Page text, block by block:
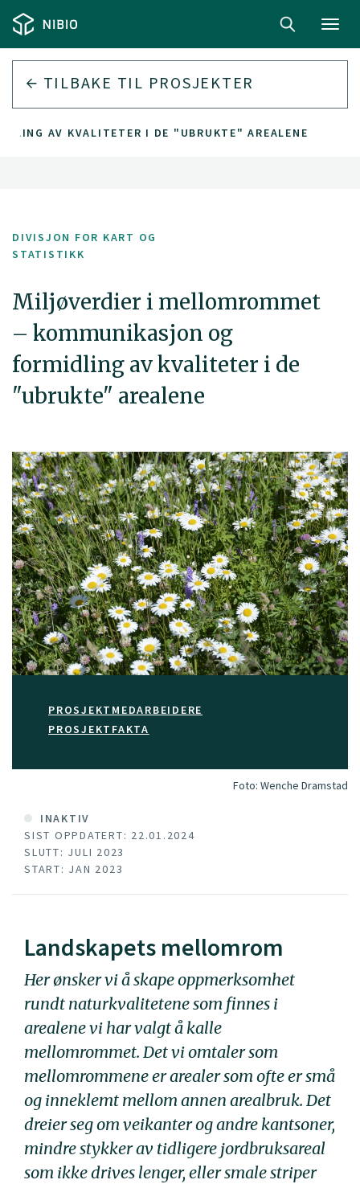
TILBAKE TIL PROSJEKTER
AV KVALITETER I DE "UBRUKTE" AREALENE
DIVISJON FOR KART OG
STATISTIKK
Miljøverdier i mellomrommet
– kommunikasjon og
formidling av kvaliteter i de
"ubrukte" arealene
PROSJEKTMEDARBEIDERE
PROSJEKTFAKTA
Foto: Wenche Dramstad
INAKTIV
SIST OPPDATERT: 22.01.2024
SLUTT: JULI 2023
START: JAN 2023
Landskapets mellomrom
Her ønsker vi å skape oppmerksomhet
rundt naturkvalitetene som finnes i
arealene vi har valgt å kalle
mellomrommet. Det vi omtaler som
mellomrommene er arealer som ofte er små
og inneklemt mellom annen arealbruk. Det
dreier seg om veikanter og andre kantsoner,
mindre stykker av tidligere jordbruksareal
som ikke drives lenger, eller smale striper